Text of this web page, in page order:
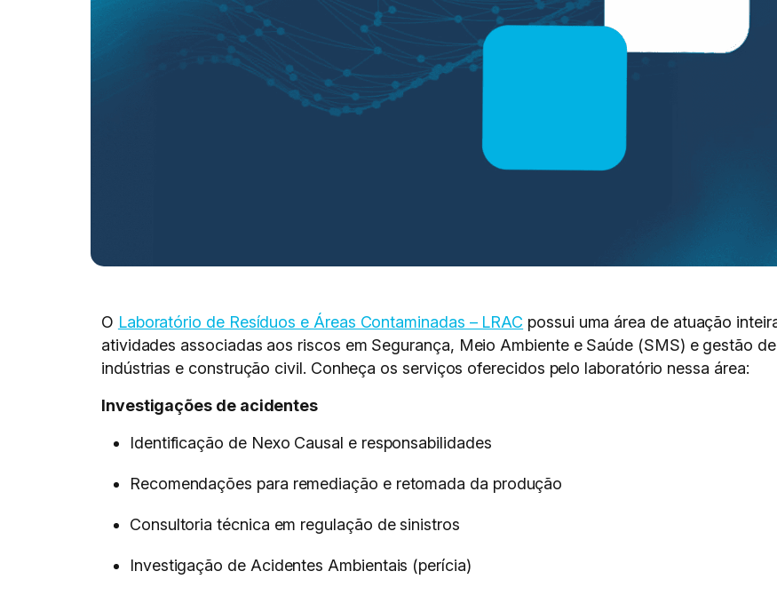
O Laboratório de Resíduos e Áreas Contaminadas – LRAC possui uma área de atuação
atividades associadas aos riscos em Segurança, Meio Ambiente e Saúde (SMS) e gestão
indústrias e construção civil. Conheça os serviços oferecidos pelo laboratório nessa área:
Investigações de acidentes
Identificação de Nexo Causal e responsabilidades
Recomendações para remediação e retomada da produção
Consultoria técnica em regulação de sinistros
Investigação de Acidentes Ambientais (perícia)